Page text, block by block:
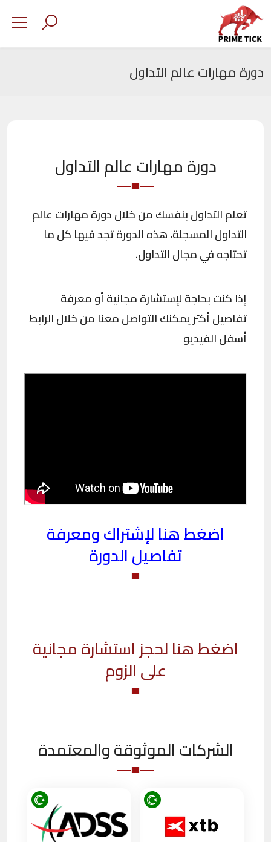
دورة مهارات عالم التداول
دورة مهارات عالم التداول
تعلم التداول بنفسك من خلال دورة مهارات عالم
التداول المسجلة، هذه الدورة تجد فيها كل ما
تحتاجه في مجال التداول.
إذا كنت بحاجة لإستشارة مجانية أو معرفة
تفاصيل أكثر يمكنك التواصل معنا من خلال الرابط
أسفل الفيديو
اضغط هنا لإشتراك ومعرفة
تفاصيل الدورة
اضغط هنا لحجز استشارة مجانية
على الزوم
الشركات الموثوقة والمعتمدة